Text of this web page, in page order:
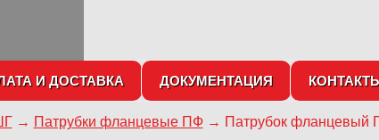
И ДОСТАВКА ДОКУМЕНТАЦИЯ
→ Патрубки фланцевые ПФ→ Патрубок фланцевый